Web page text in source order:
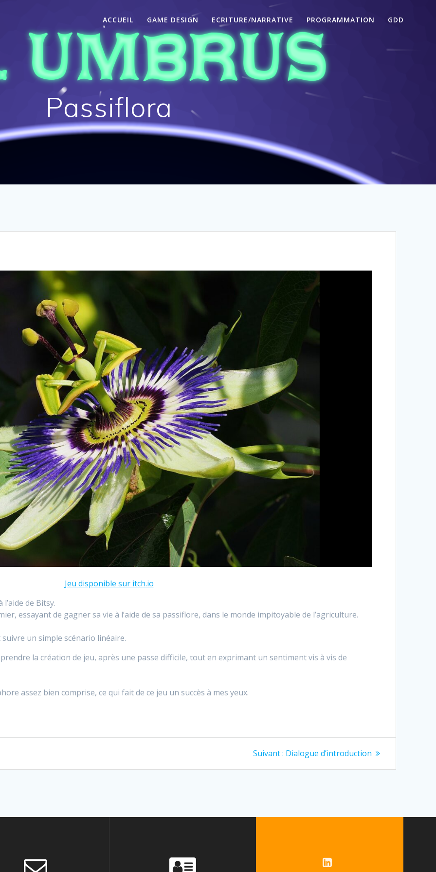
ACCUEIL GAME DESIGN ECRITURE/NARRATIVE PROGRAMMATION GDD
Passiflora
Jeu disponible sur itch.io
de Bitsy.
essayant de gagner sa vie à l’aide de sa passiflore, dans le monde impitoyable de l’agriculture.
un simple scénario linéaire.
la création de jeu, après une passe difficile, tout en exprimant un sentiment vis à vis de
assez bien comprise, ce qui fait de ce jeu un succès à mes yeux.
Suivant : Article
Dialogue d’introduction